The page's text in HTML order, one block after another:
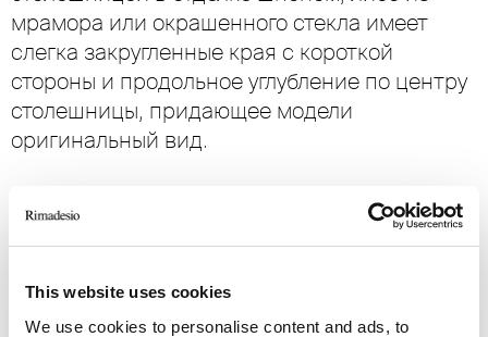
This website uses cookies
We use cookies to personalise content and ads, to
мрамора или окрашенного стекла имеет
слегка закругленные края с короткой
стороны и продольное углубление по центру
столешницы, придающее модели
оригинальный вид.